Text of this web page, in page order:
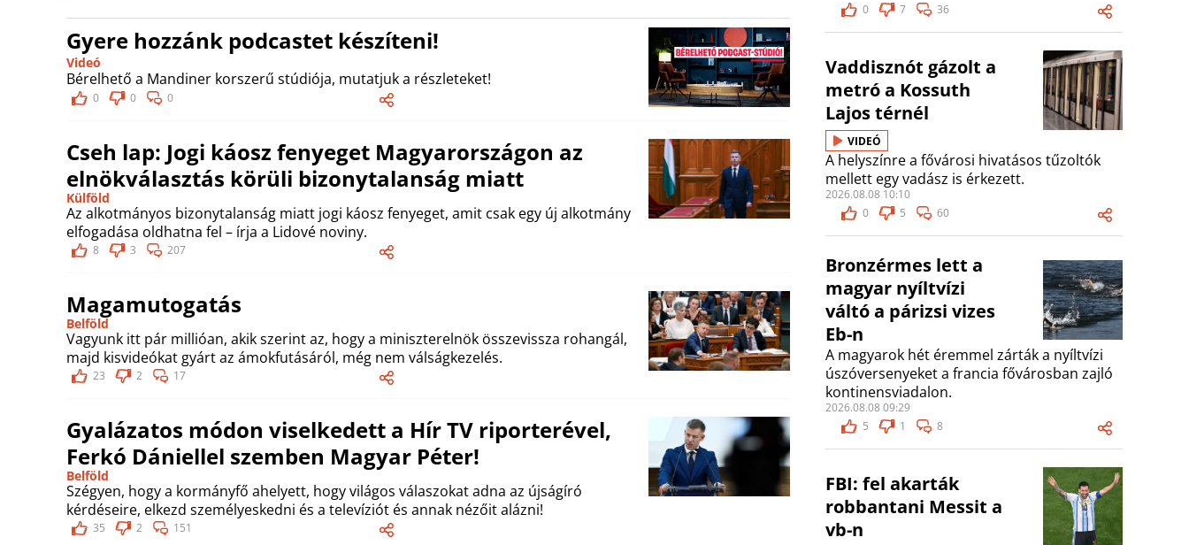
Gyere hozzánk podcastet készíteni!
Videó
Bérelhető a Mandiner korszerű stúdiója, mutatjuk a részleteket!
0 0 0
Cseh lap: Jogi káosz fenyeget Magyarországon az
elnökválasztás körüli bizonytalanság miatt
Külföld
Az alkotmányos bizonytalanság miatt jogi káosz fenyeget, amit csak egy új alkotmány
elfogadása oldhatna fel – írja a Lidové noviny.
8 3 207
Magamutogatás
Belföld
Vagyunk itt pár millióan, akik szerint az, hogy a miniszterelnök összevissza rohangál,
majd kisvideókat gyárt az ámokfutásáról, még nem válságkezelés.
23 2 17
Gyalázatos módon viselkedett a Hír TV riporterével,
Ferkó Dániellel szemben Magyar Péter!
Belföld
Szégyen, hogy a kormányfő ahelyett, hogy világos válaszokat adna az újságíró
kérdéseire, elkezd személyeskedni és a televíziót és annak nézőit alázni!
35 2 151
0
7 36
Vaddisznót gázolt a
metró a Kossuth
Lajos térnél
VIDEÓ
A helyszínre a fővárosi hivatásos tűzoltók
mellett egy vadász is érkezett.
2026.08.08 10:10
0
5 60
Bronzérmes lett a
magyar nyíltvízi
váltó a párizsi vizes
Eb-n
A magyarok hét éremmel zárták a nyíltvízi
úszóversenyeket a francia fővárosban zajló
kontinensviadalon.
2026.08.08 09:29
5
1 8
FBI: fel akarták
robbantani Messit a
vb-n